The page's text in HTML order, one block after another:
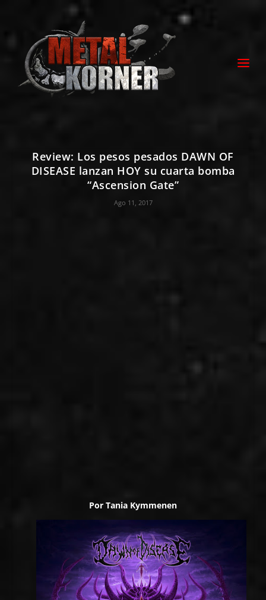
Review: Los pesos pesados DAWN OF
DISEASE lanzan HOY su cuarta bomba
“Ascension Gate”
Ago 11, 2017
Por Tania Kymmenen